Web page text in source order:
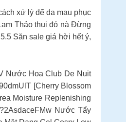
xử lý để da mau phục
Thảo thui đó nà Đừng
Săn sale giá hời hết ý,
Nước Hoa Club De Nuit
[Cherry Blossom
Moisture Replenishing
Nước Tẩy